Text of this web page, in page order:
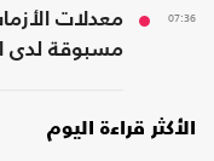
07:36
معدلات
مسبوقة لدى
الأكثر قراءة اليوم